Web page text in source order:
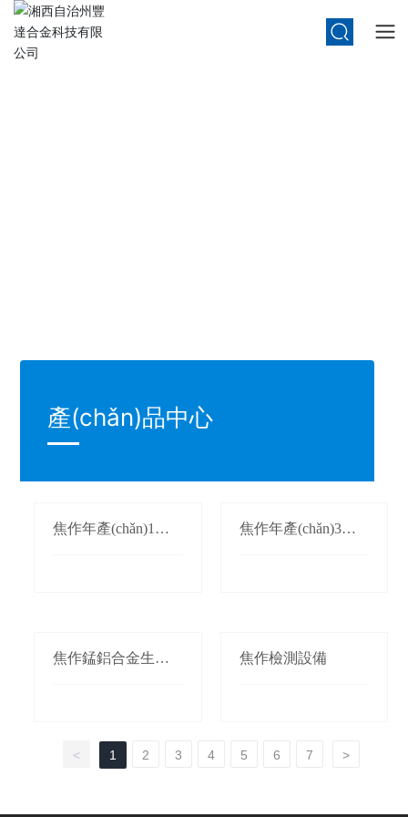
產(chǎn)品中心
焦作年產(chǎn)1萬
焦作年產(chǎn)3萬
焦作錳鋁合金生產(c
焦作檢測設備
< 1 2 3 4 5 6 7 >